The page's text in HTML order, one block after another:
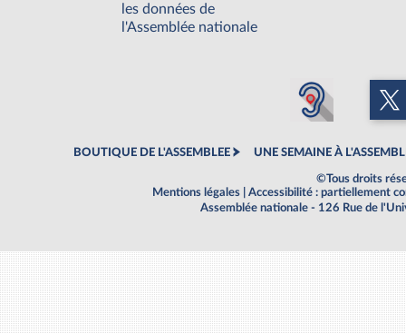
les données de
l'Assemblée nationale
BOUTIQUE DE L'ASSEMBLEE UNE SEMAINE À
©Tous droits
Mentions légales
Accessibilité : partiellement
Assemblée nationale - 126 Rue de